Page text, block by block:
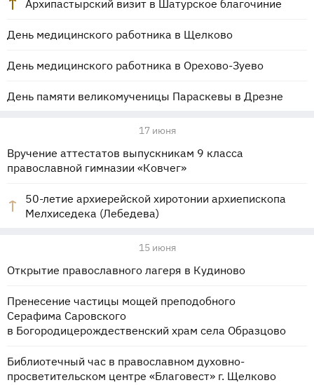
Архипастырский визит в Шатурское благочиние
День медицинского работника в Щелково
День медицинского работника в Орехово-Зуево
День памяти великомученицы Параскевы в Дрезне
17 июня
Вручение аттестатов выпускникам 9 класса
православной гимназии «Ковчег»
50-летие архиерейской хиротонии архиепископа
Мелхиседека (Лебедева)
15 июня
Открытие православного лагеря в Кудиново
Пренесение частицы мощей преподобного
Серафима Саровского
в Богородицерождественский храм села Образцово
Библиотечный час в православном духовно-
просветительском центре «Благовест» г. Щелково